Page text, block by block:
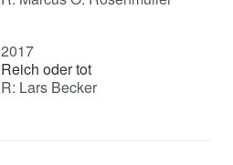
e
2017
Reich oder tot
R: Lars Becker